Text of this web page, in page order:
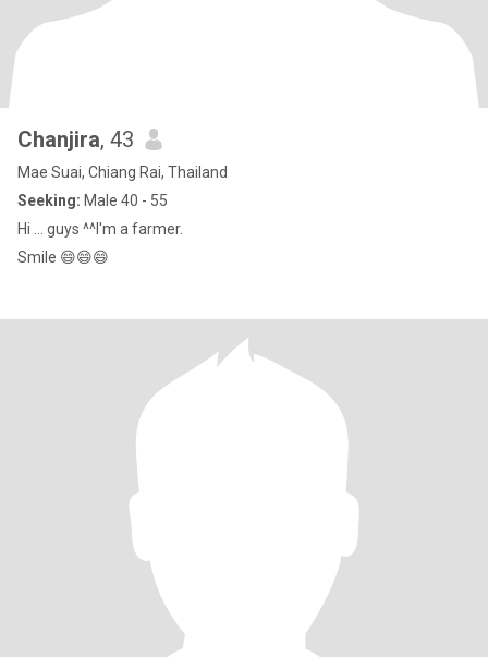
Chanjira, 43
Mae Suai, Chiang Rai, Thailand
Seeking: Male 40 - 55
Hi ... guys ^^I'm a farmer.
Smile 😄😄😄